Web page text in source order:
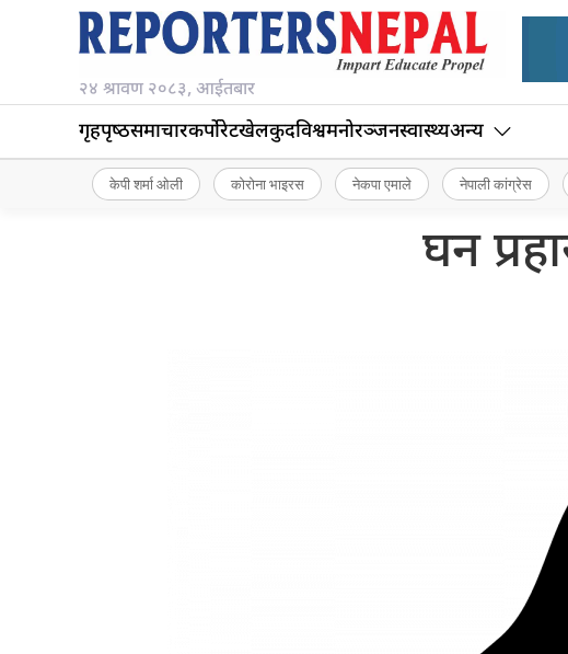
२४ श्रावण २०८३, आईतबार
गृहपृष्‍ठसमाचारकर्पोरेटखेलकुदविश्वमनोरञ्जनस्वास्थ्यअन्य
केपी शर्मा ओली कोरोना भाइरस नेकपा एमाले नेपाली कांग्रेस
घन